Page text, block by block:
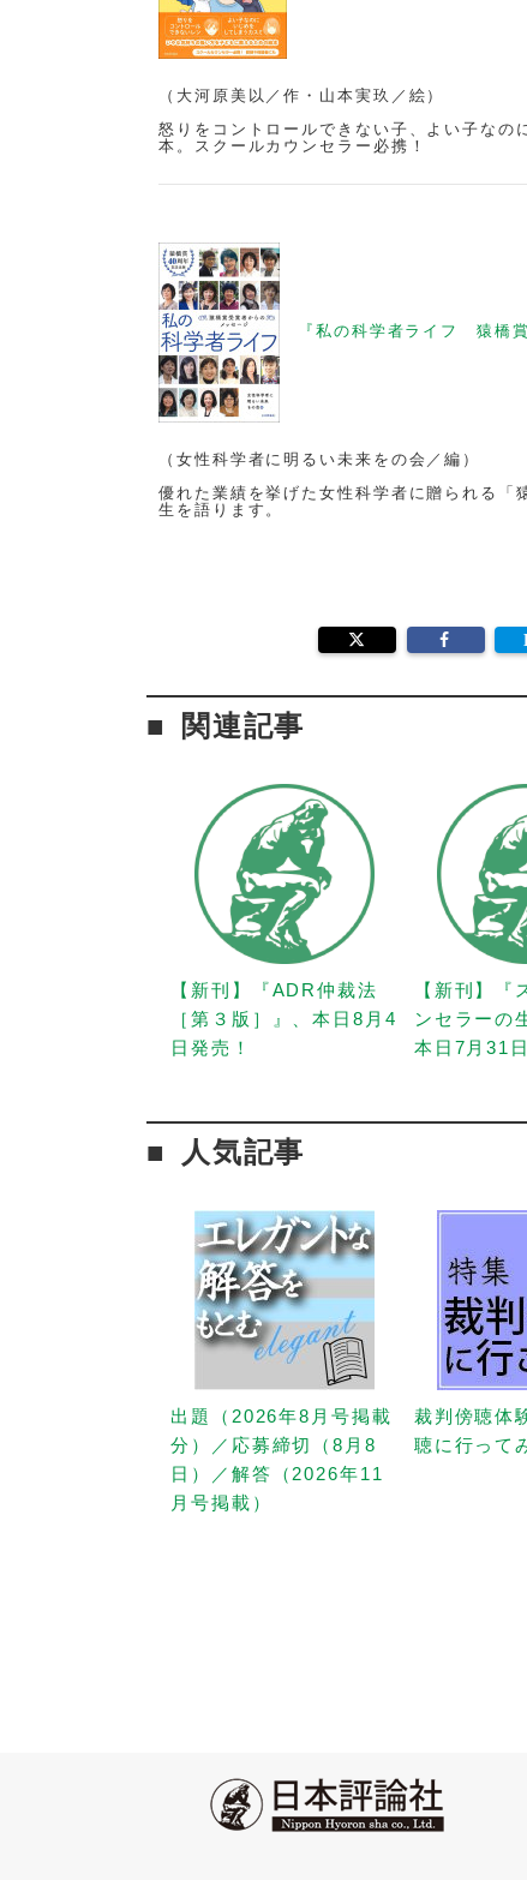
（大河原美以／作・山本実玖／絵）
怒りをコントロールできない子、よい子なの
本。スクールカウンセラー必携！
『私の科学者ライフ 猿橋
（女性科学者に明るい未来をの会／編）
優れた業績を挙げた女性科学者に贈られる「
生を語ります。
関連記事
【新刊】『ADR仲裁法
［第３版］』、本日8月4
日発売！
【新刊】『
ンセラーの
本日7月31
人気記事
出題（2026年8月号掲載
分）／応募締切（8月8
日）／解答（2026年11
月号掲載）
裁判傍聴体
聴に行って